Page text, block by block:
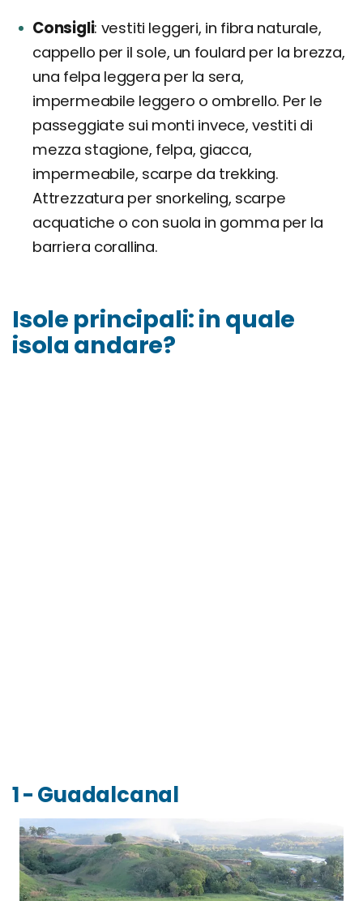
Consigli vestiti leggeri, in fibra naturale,
cappello per il sole, un foulard per la brezza,
una felpa leggera per la sera,
impermeabile leggero o ombrello. Per le
passeggiate sui monti invece, vestiti di
mezza stagione, felpa, giacca,
impermeabile, scarpe da trekking.
Attrezzatura per snorkeling, scarpe
acquatiche o con suola in gomma per la
barriera corallina.
Isole principali: in quale
isola andare?
1 - Guadalcanal